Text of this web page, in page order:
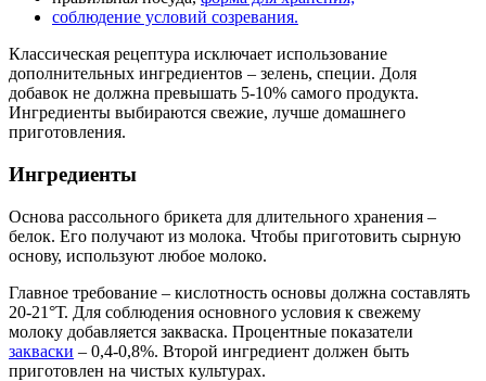
соблюдение условий созревания.
Классическая рецептура исключает использование
дополнительных ингредиентов – зелень, специи. Доля
добавок не должна превышать 5-10% самого продукта.
Ингредиенты выбираются свежие, лучше домашнего
приготовления.
Ингредиенты
Основа рассольного брикета для длительного хранения –
белок. Его получают из молока. Чтобы приготовить сырную
основу, используют любое молоко.
Главное требование – кислотность основы должна составлять
20-21°Т. Для соблюдения основного условия к свежему
молоку добавляется закваска. Процентные показатели
закваски – 0,4-0,8%. Второй ингредиент должен быть
приготовлен на чистых культурах.